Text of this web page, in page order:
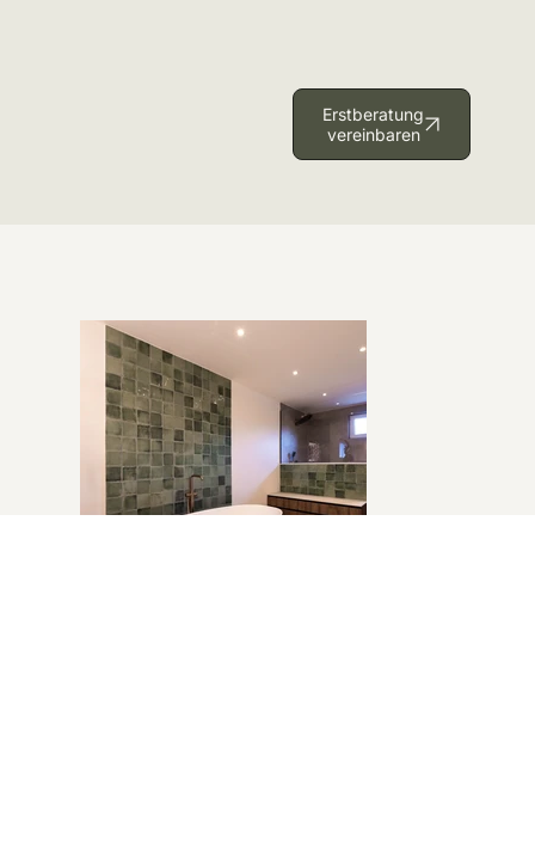
Erstberatung
vereinbaren